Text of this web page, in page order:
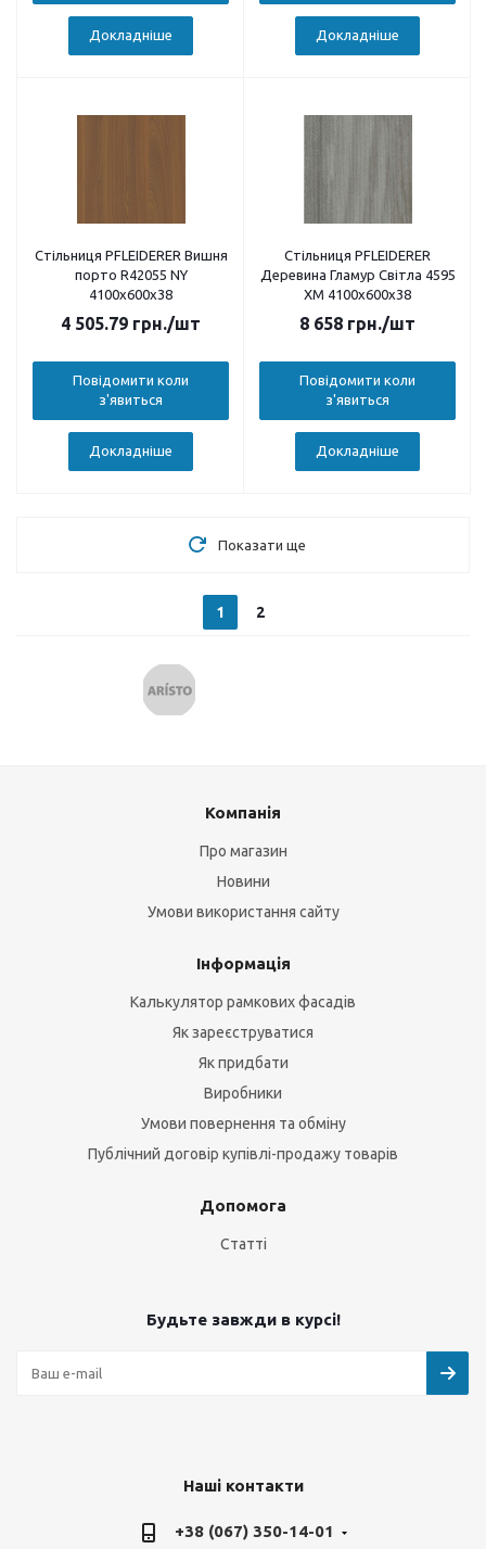
Докладніше Докладніше
Стільниця PFLEIDERER Вишня
порто R42055 NY
4100х600х38
4 505.79 грн./шт
Повідомити коли
з'явиться
Докладніше
Стільниця PFLEIDERER
Деревина Гламур Світла 4595
XM 4100х600х38
8 658 грн./шт
Повідомити коли
з'явиться
Докладніше
Показати ще
1 2
Компанія
Про магазин
Новини
Умови використання сайту
Інформація
Калькулятор рамкових фасадів
Як зареєструватися
Як придбати
Виробники
Умови повернення та обміну
Публічний договір купівлі-продажу товарів
Допомога
Статті
Будьте завжди в курсі!
Наші контакти
+38 (067) 350-14-01